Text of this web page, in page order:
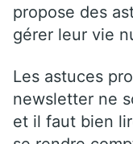
propose des
gérer leur vie
Les astuces
newsletter ne
et il faut bien